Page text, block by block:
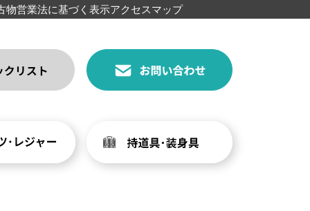
物営業法に基づく表示アクセスマップ